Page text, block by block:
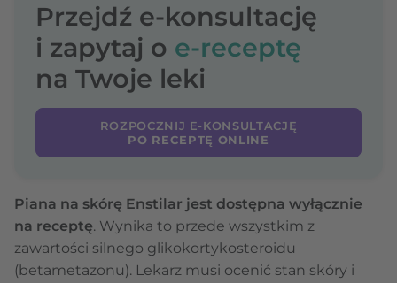
Przejdź e-konsultację
i zapytaj o e-receptę
na Twoje leki
ROZPOCZNIJ E-KONSULTACJĘ
PO RECEPTĘ ONLINE
Piana na skórę Enstilar jest dostępna wyłącznie
na receptę. Wynika to przede wszystkim z
zawartości silnego glikokortykosteroidu
(betametazonu). Lekarz musi ocenić stan skóry i